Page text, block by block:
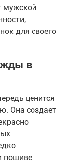
мужской
для своего
в
ценится
Она создает
пошиве